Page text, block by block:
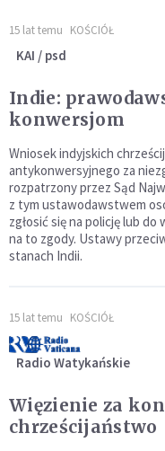
15 lat temu KOŚCIÓŁ
KAI / psd
Indie:
konwersjom
Wniosek indyjskich
antykonwersyjnego za
rozpatrzony przez Sąd
z tym ustawodawstwem
zgłosić się na policję lub
na to zgody. Ustawy
stanach Indii.
15 lat temu KOŚCIÓŁ
Radio Watykańskie
Więzienie za
chrześcijaństwo